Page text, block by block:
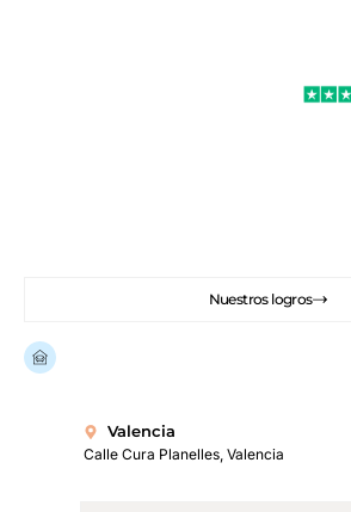
Nuestros logros
Valencia
Calle Cura Planelles, Valencia